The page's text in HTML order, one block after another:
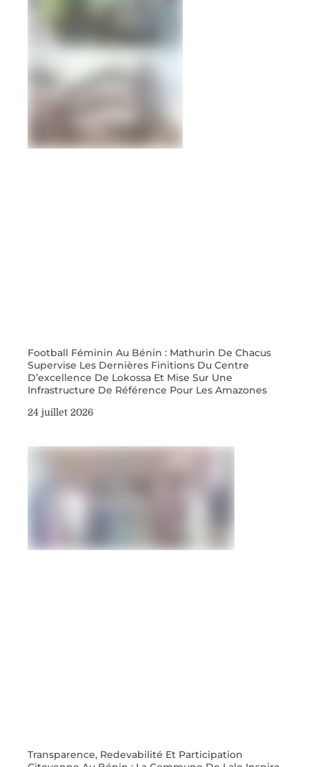
Football Féminin Au Bénin : Mathurin De Chacus
Supervise Les Dernières Finitions Du Centre
D’excellence De Lokossa Et Mise Sur Une
Infrastructure De Référence Pour Les Amazones
24 juillet 2026
Transparence, Redevabilité Et Participation